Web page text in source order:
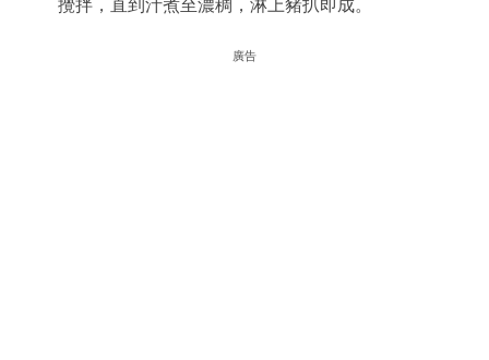
攪拌，直到汁煮至濃稠，淋上豬扒即成。
廣告